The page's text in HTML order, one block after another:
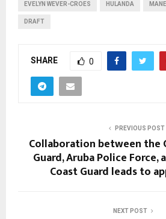
EVELYN WEVER-CROES HULANDA
DRAFT
SHARE 0
PREVIOUS POST
Collaboration between the
Guard, Aruba Police Force,
Coast Guard leads to
NEXT POST